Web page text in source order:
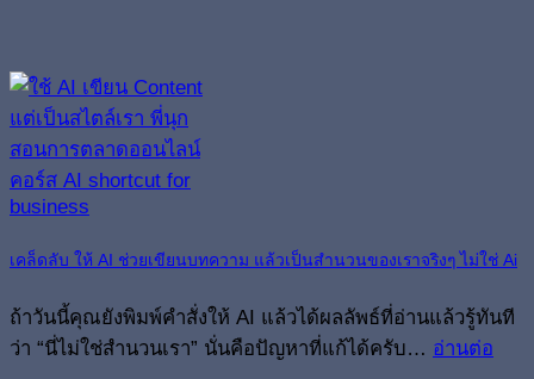
เคล็ดลับ ให้ AI ช่วยเขียนบทความ แล้วเป็นสำนวนของเราจริงๆ ไม่ใช่ Ai
ถ้าวันนี้คุณยังพิมพ์คำสั่งให้ AI แล้วได้ผลลัพธ์ที่อ่านแล้วรู้ทันที
ว่า “นี่ไม่ใช่สำนวนเรา” นั่นคือปัญหาที่แก้ได้ครับ… อ่านต่อ